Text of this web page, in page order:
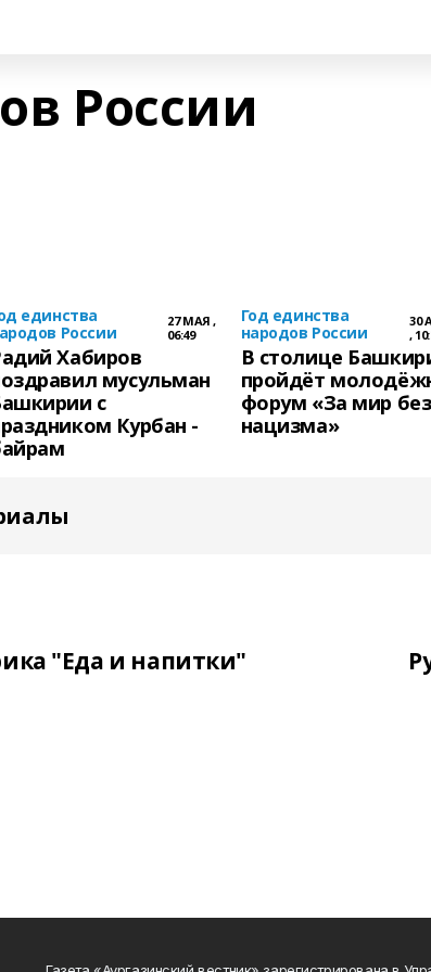
России
единства
России
27 МАЯ ,
06:49
Хабиров
мусульман
с
Курбан -
Год единства
народов России
30
,
В столице
пройдёт
форум «За мир без
нацизма»
"Еда и напитки"